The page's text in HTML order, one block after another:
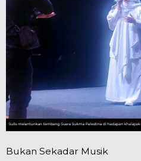
Bukan Sekadar Musik